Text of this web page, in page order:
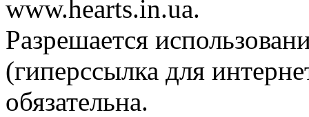
www.hearts.in.ua.
Разрешается
(гиперссылка для
обязательна.